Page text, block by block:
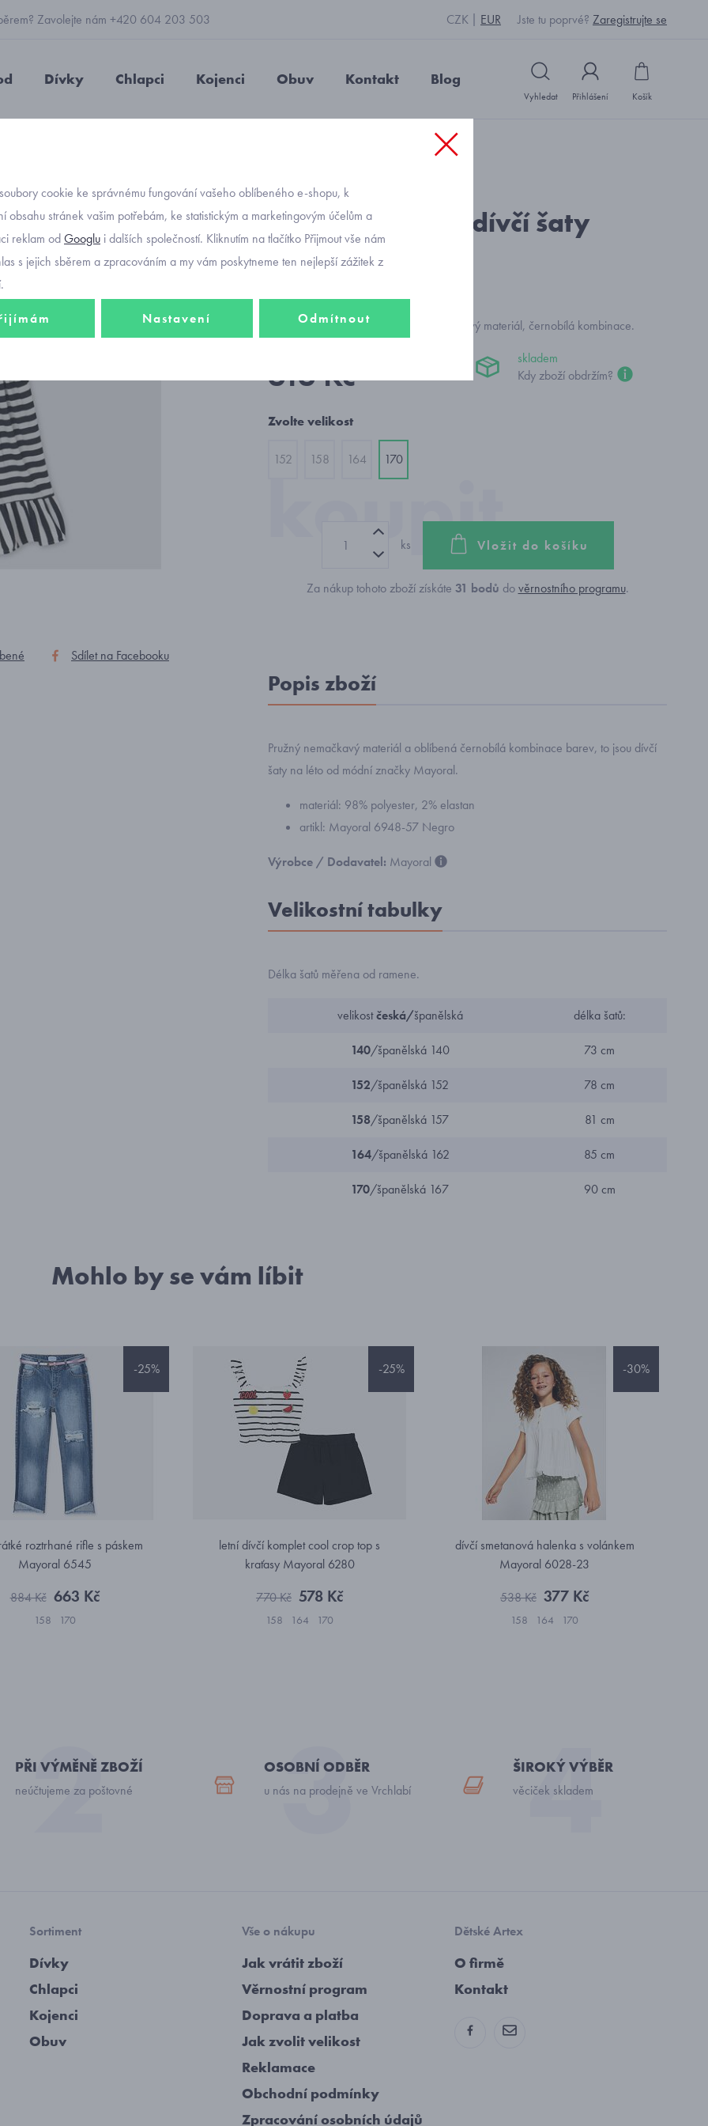
Zavolejte nám +420 604 203 503 CZK EUR Jste tu poprvé? Zaregistrujte se
Dívky Chlapci Kojenci Obuv Kontakt Blog
Vyhledat Přihlášení Košík
-20%
Sdílet na Facebooku
Objednávací kód: P14144_černobílá
pruhované letní dívčí šaty
Mayoral 6948
Dívčí letní šaty Mayoral, pružný nemačkavý materiál, černobílá kombinace.
616 Kč
skladem
Kdy zboží obdržím?
Zvolte velikost
152 158 164 170
ks Vložit do košíku
Za nákup tohoto zboží získáte 31 bodů dověrnostního programu.
Popis zboží
Pružný nemačkavý materiál a oblíbená černobílá kombinace barev, to jsou dívčí
šaty na léto od módní značky Mayoral.
materiál: 98% polyester, 2% elastan
artikl: Mayoral 6948-57 Negro
Výrobce / Dodavatel: Mayoral
Velikostní tabulky
Délka šatů měřena od ramene.
velikostčeská/španělská délka šatů:
140/španělská 140 73 cm
152/španělská 152 78 cm
158/španělská 157 81 cm
164/španělská 162 85 cm
170/španělská 167 90 cm
Mohlo by se vám líbit
-25%
roztrhané rifle s páskem
Mayoral 6545
884 Kč 663 Kč
158 170
-25%
letní dívčí komplet cool crop top s
kraťasy Mayoral 6280
770 Kč 578 Kč
158 164 170
-30%
dívčí smetanová halenka s volánkem
Mayoral 6028-23
538 Kč 377 Kč
158 164 170
PŘI VÝMĚNĚ ZBOŽÍ
neúčtujeme za poštovné
OSOBNÍ ODBĚR
u nás na prodejně ve Vrchlabí
ŠIROKÝ VÝBĚR
věciček skladem
Sortiment
Dívky
Chlapci
Kojenci
Obuv
Vše o nákupu
Jak vrátit zboží
Věrnostní program
Doprava a platba
Jak zvolit velikost
Reklamace
Obchodní podmínky
Zpracování osobních údajů
Dětské Artex
O firmě
Kontakt
cookie ke správnému fungování vašeho oblíbeného e-shopu, k
obsahu stránek vašim potřebám, ke statistickým a marketingovým účelům a
reklam odGooglu i dalších společností. Kliknutím na tlačítko Přijmout vše nám
s jejich sběrem a zpracováním a my vám poskytneme ten nejlepší zážitek z
Nastavení Odmítnout